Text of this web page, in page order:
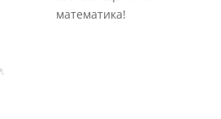
математика!